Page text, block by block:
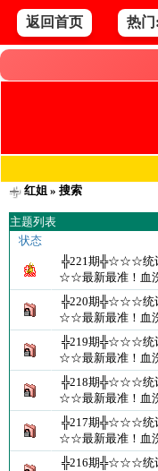
返回首页 热
红姐» 搜索
主题列表
状态
╬221期╬☆☆☆统
☆☆最新最准！血
╬220期╬☆☆☆统
☆☆最新最准！血
╬219期╬☆☆☆统
☆☆最新最准！血
╬218期╬☆☆☆统
☆☆最新最准！血
╬217期╬☆☆☆统
☆☆最新最准！血
╬216期╬☆☆☆统